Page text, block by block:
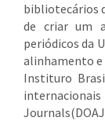
bibliotecários
de criar um
periódicos da
alinhamento e
Instituro